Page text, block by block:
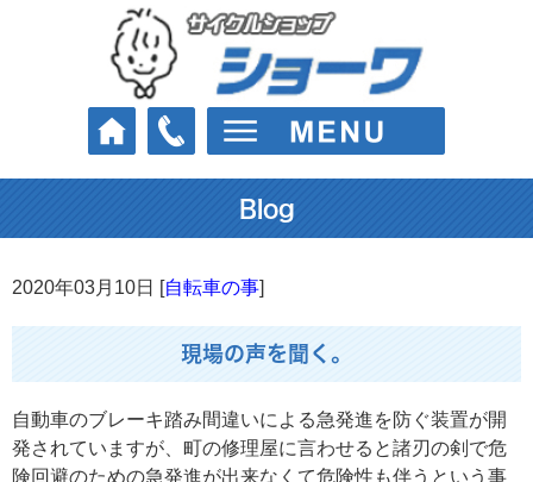
Blog
2020年03月10日 [自転車の事]
現場の声を聞く。
自動車のブレーキ踏み間違いによる急発進を防ぐ装置が開
発されていますが、町の修理屋に言わせると諸刃の剣で危
険回避のための急発進が出来なくて危険性も伴うという事